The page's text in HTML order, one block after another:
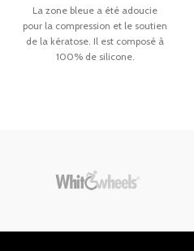
La zone bleue a été adoucie
pour la compression et le soutien
de la kératose. Il est composé à
100% de silicone.